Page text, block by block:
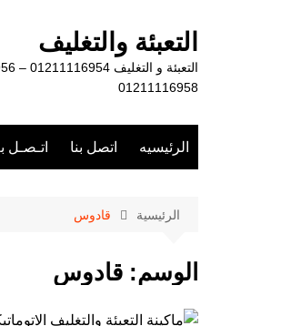
التعبئة والتغليف
01211116958
الرئيسيه اتصل بنا اتـصـل
الرئيسية قادوس
الوسم: قادوس